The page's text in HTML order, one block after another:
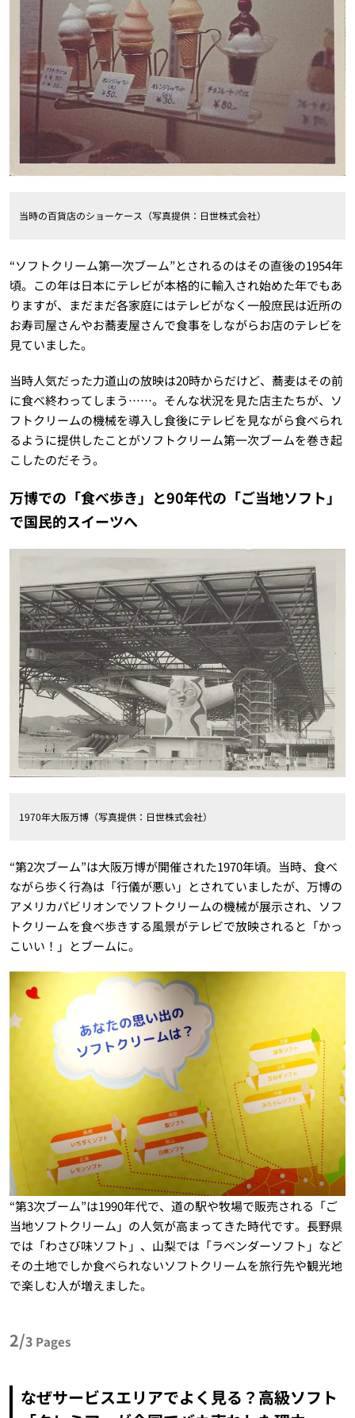
当時の百貨店のショーケース（写真提供：日世株式会社）
“ソフトクリーム第一次ブーム”とされるのはその直後の1954年
頃。この年は日本にテレビが本格的に輸入され始めた年でもあ
りますが、まだまだ各家庭にはテレビがなく一般庶民は近所の
お寿司屋さんやお蕎麦屋さんで食事をしながらお店のテレビを
見ていました。
当時人気だった力道山の放映は20時からだけど、蕎麦はその前
に食べ終わってしまう……。そんな状況を見た店主たちが、ソ
フトクリームの機械を導入し食後にテレビを見ながら食べられ
るように提供したことがソフトクリーム第一次ブームを巻き起
こしたのだそう。
万博での「食べ歩き」と90年代の「ご当地ソフト」
で国民的スイーツへ
1970年大阪万博（写真提供：日世株式会社）
“第2次ブーム”は大阪万博が開催された1970年頃。当時、食べ
ながら歩く行為は「行儀が悪い」とされていましたが、万博の
アメリカパビリオンでソフトクリームの機械が展示され、ソフ
トクリームを食べ歩きする風景がテレビで放映されると「かっ
こいい！」とブームに。
“第3次ブーム”は1990年代で、道の駅や牧場で販売される「ご
当地ソフトクリーム」の人気が高まってきた時代です。長野県
では「わさび味ソフト」、山梨では「ラベンダーソフト」など
その土地でしか食べられないソフトクリームを旅行先や観光地
で楽しむ人が増えました。
2/3 Pages
なぜサービスエリアでよく見る？高級ソフト